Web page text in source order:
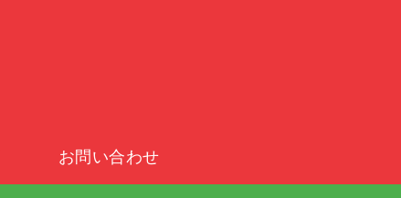
お問い合わせ